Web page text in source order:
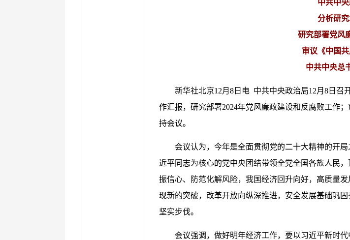
中共中
分析研
研究部署党风
审议《中国
中共中央总
新华社北京12月8日电 中共中央政治局12月8日召
作汇报，研究部署2024年党风廉政建设和反腐败工作
持会议。
会议认为，今年是全面贯彻党的二十大精神的开
近平同志为核心的党中央团结带领全党全国各族人民
振信心、防范化解风险，我国经济回升向好，高质量
现新的突破，改革开放向纵深推进，安全发展基础巩
坚实步伐。
会议强调，做好明年经济工作，要以习近平新时